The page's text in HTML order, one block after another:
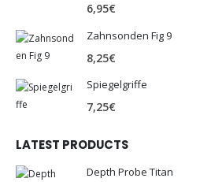
6,95€
Zahnsonden Fig 9
8,25€
Spiegelgriffe
7,25€
LATEST PRODUCTS
Depth Probe Titan